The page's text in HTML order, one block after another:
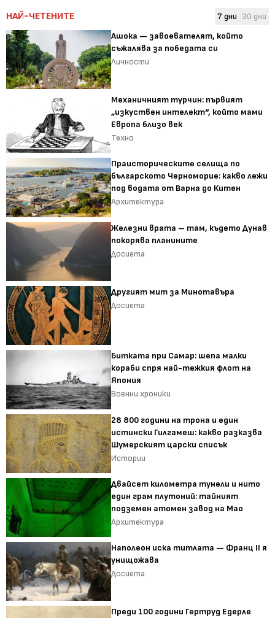
НАЙ-ЧЕТЕНИТЕ 7 дни 30 дни
Ашока — завоевателят, който
съжалява за победата си
Личности
Механичният турчин: първият
„изкуствен интелект“, който мами
Европа близо век
Техно
Праисторическите селища по
българското Черноморие: какво лежи
под водата от Варна до Китен
Архитектура
Железни врата – там, където Дунав
покорява планините
Досиета
Другият мит за Минотавъра
Досиета
Битката при Самар: шепа малки
кораби спря най-тежкия флот на
Япония
Военни хроники
28 800 години на трона и един
истински Гилгамеш: какво разказва
Шумерският царски списък
Истории
Двайсет километра тунели и нито
един грам плутоний: тайният
подземен атомен завод на Мао
Архитектура
Наполеон иска титлата — Франц II я
унищожава
Досиета
Преди 100 години Гертруд Едерле